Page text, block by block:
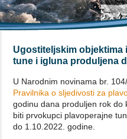
Ugostiteljskim
tune i igluna produljena
U Narodnim novinama br.
Pravilnika o sljedivosti za
godinu dana produljen rok do
biti prvokupci plavoperajne
do 1.10.2022. godine.